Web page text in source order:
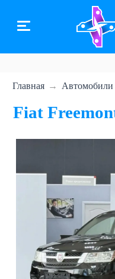
основному
Главная Автомобили
Fiat